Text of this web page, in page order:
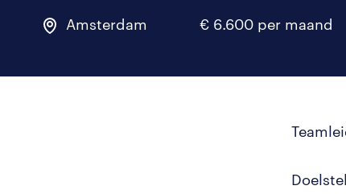
Amsterdam € 6.600 per maand